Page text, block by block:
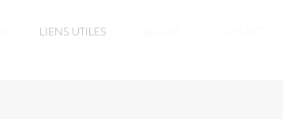
LIENS UTILES